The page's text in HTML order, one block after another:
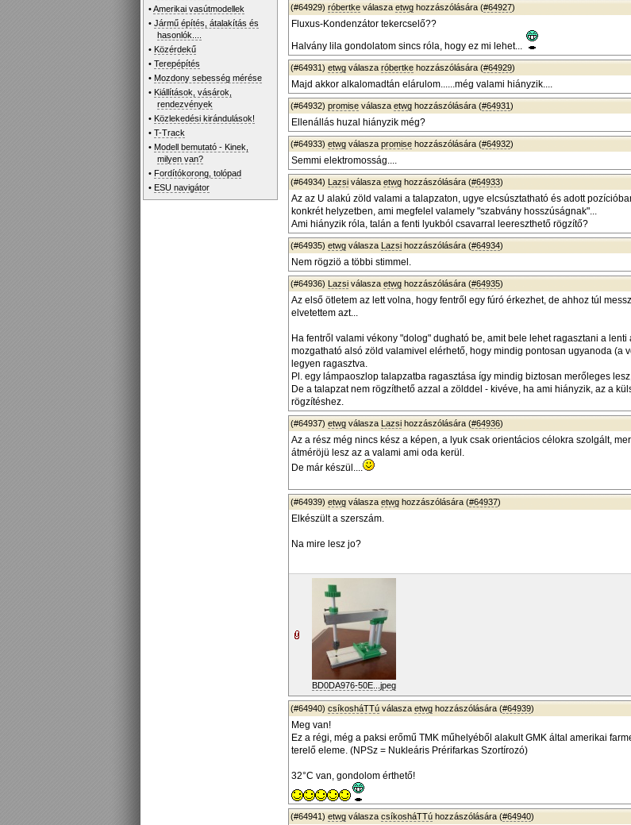
•Amerikai vasútmodellek
•Jármű építés, átalakítás és
hasonlók....
• Közérdekű
•Terepépítés
• Mozdony sebesség mérése
• Kiállítások, vásárok,
rendezvények
• Közlekedési kirándulások!
•T-Track
• Modell bemutató - Kinek,
milyen van?
• Fordítókorong, tolópad
• ESU navigátor
(#64929) róbertke válasza etwg hozzászólására (#64927)
Fluxus-Kondenzátor tekercselő??
Halvány lila gondolatom sincs róla, hogy ez mi lehet...
(#64931) etwg válasza róbertke hozzászólására (#64929)
Majd akkor alkalomadtán elárulom......még valami hiányzik....
(#64932) promise válasza etwg hozzászólására (#64931)
Ellenállás huzal hiányzik még?
(#64933) etwg válasza promise hozzászólására (#64932)
Semmi elektromosság....
(#64934) Lazsi válasza etwg hozzászólására (#64933)
Az az U alakú zöld valami a talapzaton, ugye elcsúsztatható és adott
konkrét helyzetben, ami megfelel valamely "szabvány hosszúságnak"...
Ami hiányzik róla, talán a fenti lyukból csavarral leereszthető rögzítő?
(#64935) etwg válasza Lazsi hozzászólására (#64934)
Nem rögziö a többi stimmel.
(#64936) Lazsi válasza etwg hozzászólására (#64935)
Az első ötletem az lett volna, hogy fentről egy fúró érkezhet, de ahhoz túl
elvetettem azt...
Ha fentről valami vékony "dolog" dugható be, amit bele lehet ragasztani a lenti
mozgatható alsó zöld valamivel elérhető, hogy mindig pontosan ugyanoda (a
legyen ragasztva.
Pl. egy lámpaoszlop talapzatba ragasztása így mindig biztosan merőleges
De a talapzat nem rögzíthető azzal a zölddel - kivéve, ha ami hiányzik, az a
rögzítéshez.
(#64937) etwg válasza Lazsi hozzászólására (#64936)
Az a rész még nincs kész a képen, a lyuk csak orientácios célokra szolgált,
átméröjü lesz az a valami ami oda kerül.
De már készül....
(#64939) etwg válasza etwg hozzászólására (#64937)
Elkészült a szerszám.
Na mire lesz jo?
BD0DA976-50E...jpeg
(#64940) csíkosháTTú válasza etwg hozzászólására (#64939)
Meg van!
Ez a régi, még a paksi erőmű TMK műhelyéből alakult GMK által amerikai
terelő eleme. (NPSz = Nukleáris Prérifarkas Szortírozó)
32°C van, gondolom érthető!
(#64941) etwg válasza csíkosháTTú hozzászólására (#64940)